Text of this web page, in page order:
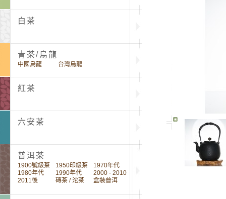
白茶
青茶/烏龍
中國烏龍 台灣烏龍
紅茶
六安茶
普洱茶
1900號級茶 1950印級茶
1970年代
1980年代
1990年代
2000 - 2010
2011後
磚茶 / 沱茶 盒裝普洱